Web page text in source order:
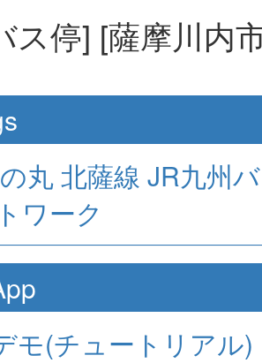
ス停] [薩摩川内
丸北薩線 JR九州
ワーク
モ(チュートリアル)